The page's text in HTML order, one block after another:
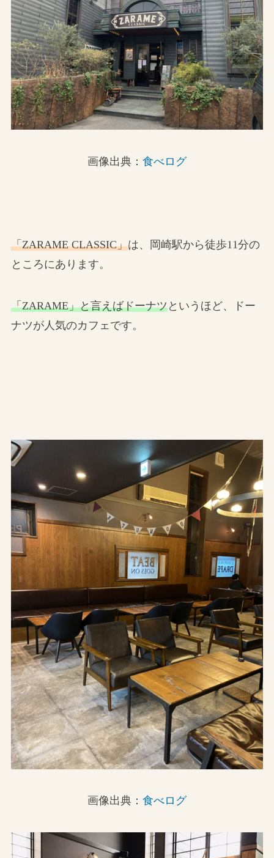
画像出典： 食べログ
「ZARAME CLASSIC」は、岡崎駅から徒歩11分の
ところにあります。
「ZARAME」と言えばドーナツというほど、ドー
ナツが人気のカフェです。
画像出典： 食べログ